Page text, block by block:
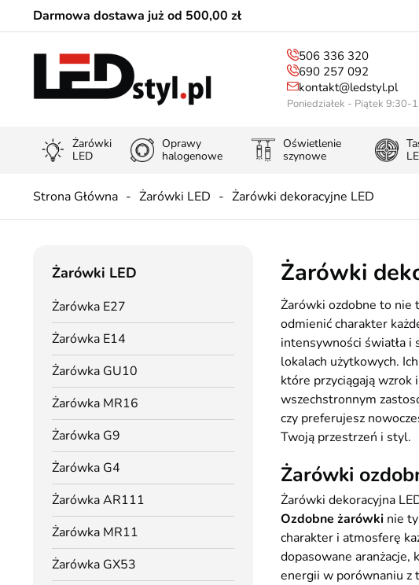
Darmowa dostawa już od 500,00 zł
506 336 320
690 257 092
kontakt@ledstyl.pl
Poniedziałek - Piątek 9:30-
Żarówki
LED
Oprawy
halogenowe
Oświetlenie
szynowe
Strona Główna Żarówki LED Żarówki dekoracyjne LED
Żarówki LED
Żarówka E27
Żarówka E14
Żarówka GU10
Żarówka MR16
Żarówka G9
Żarówka G4
Żarówka AR111
Żarówka MR11
Żarówka GX53
Żarówki
Żarówki ozdobne to nie
odmienić charakter
intensywności światła
lokalach użytkowych.
które przyciągają
wszechstronnym
czy preferujesz
Twoją przestrzeń i styl.
Żarówki
Żarówki dekoracyjna
Ozdobne żarówki nie
charakter i atmosferę
dopasowane aranżacje,
energii w porównaniu z